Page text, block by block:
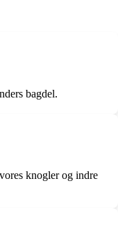
bagdel.
knogler og indre